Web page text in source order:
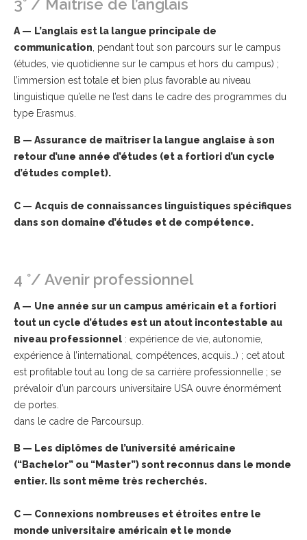
3° / Maîtrise de l’anglais
A — L’anglais est la langue principale de
communication , pendant tout son parcours sur le campus
(études, vie quotidienne sur le campus et hors du campus) ;
l’immersion est totale et bien plus favorable au niveau
linguistique qu’elle ne l’est dans le cadre des programmes du
type Erasmus.
B — Assurance de maîtriser la langue anglaise à son
retour d’une année d’études (et a fortiori d’un cycle
d’études complet).
C — Acquis de connaissances linguistiques spécifiques
dans son domaine d’études et de compétence.
4 °/ Avenir professionnel
A — Une année sur un campus américain et a fortiori
tout un cycle d’études est un atout incontestable au
niveau professionnel : expérience de vie, autonomie,
expérience à l’international, compétences, acquis…) ; cet atout
est profitable tout au long de sa carrière professionnelle ; se
prévaloir d’un parcours universitaire USA ouvre énormément
de portes.
dans le cadre de Parcoursup.
B — Les diplômes de l’université américaine
(“Bachelor” ou “Master”) sont reconnus dans le monde
entier. Ils sont même très recherchés.
C — Connexions nombreuses et étroites entre le
monde universitaire américain et le monde